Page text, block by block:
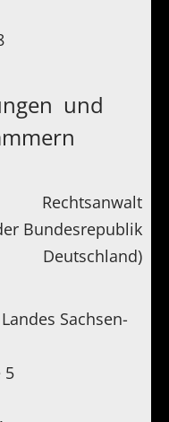
und
Rechtsanwalt
Bundesrepublik
Deutschland)
Sachsen-
5